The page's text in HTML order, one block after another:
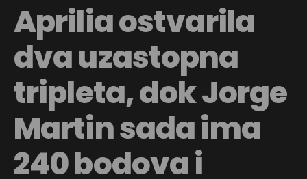
Aprilia ostvarila
dva uzastopna
tripleta, dok Jorge
Martin sada ima
240 bodova i